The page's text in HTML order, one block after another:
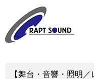
【舞台・音響・照明